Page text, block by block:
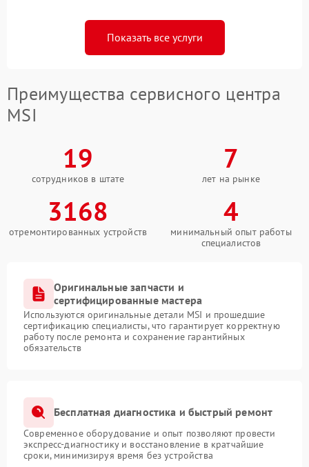
Показать все услуги
Преимущества сервисного центра
MSI
19
сотрудников в штате
7
лет на рынке
3168
отремонтированных устройств
4
минимальный опыт работы
специалистов
Оригинальные запчасти и
сертифицированные мастера
Используются оригинальные детали MSI и прошедшие
сертификацию специалисты, что гарантирует корректную
работу после ремонта и сохранение гарантийных
обязательств
Бесплатная диагностика и быстрый ремонт
Современное оборудование и опыт позволяют провести
экспресс-диагностику и восстановление в кратчайшие
сроки, минимизируя время без устройства